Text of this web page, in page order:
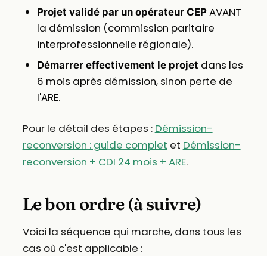
Projet validé par un opérateur CEPAVANT
la démission (commission paritaire
interprofessionnelle régionale).
Démarrer effectivement le projet dans les
6 mois après démission, sinon perte de
l'ARE.
Pour le détail des étapes : Démission-
reconversion : guide complet et Démission-
reconversion + CDI 24 mois + ARE.
Le bon ordre (à suivre)
Voici la séquence qui marche, dans tous les
cas où c'est applicable :